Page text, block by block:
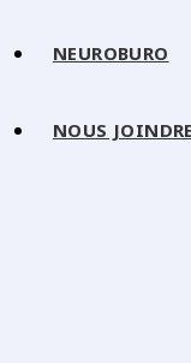
NEUROBURO
NOUS